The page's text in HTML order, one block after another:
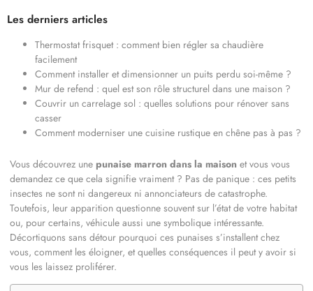
Vous découvrez une punaise marron dans la maison et vous vous
demandez ce que cela signifie vraiment ? Pas de panique : ces petits
insectes ne sont ni dangereux ni annonciateurs de catastrophe.
Toutefois, leur apparition questionne souvent sur l’état de votre habitat
ou, pour certains, véhicule aussi une symbolique intéressante.
Décortiquons sans détour pourquoi ces punaises s’installent chez
vous, comment les éloigner, et quelles conséquences il peut y avoir si
vous les laissez proliférer.
Les derniers articles
Thermostat frisquet : comment bien régler sa chaudière
facilement
Comment installer et dimensionner un puits perdu soi-même ?
Mur de refend : quel est son rôle structurel dans une maison ?
Couvrir un carrelage sol : quelles solutions pour rénover sans
casser
Comment moderniser une cuisine rustique en chêne pas à pas ?